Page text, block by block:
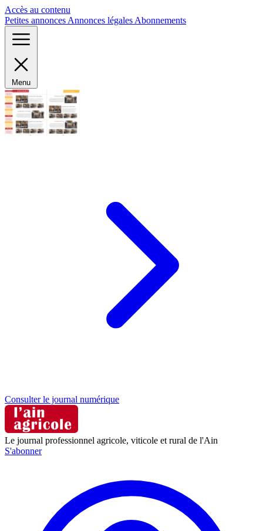
Accès au contenu
Petites annonces Annonces légales Abonnements
Menu
Consulter le journal numérique
Le journal professionnel agricole, viticole et rural de l'Ain
S'abonner
Panneau de gestion des cookies